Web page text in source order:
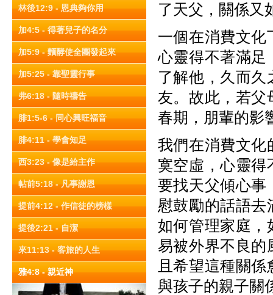
林後12:9 - 恩典夠你用
加4:5 - 得著兒子的名分
加5:9 - 麵酵使全團發起來
加5:25 - 靠聖靈行事
弗6:18 - 隨時禱告
腓1:5-6 - 同心興旺福音
腓4:11 - 學會知足
西3:23 - 像是給主作
帖前5:18 - 凡事謝恩
提前4:12 - 作信徒的榜樣
提後2:21 - 自潔
來11:13 - 客旅的人生
雅4:8 - 親近神
了天父，關係又
一個在消費文化
心靈得不著滿足
了解他，久而
友。故此，若父
春期，朋輩的影
我們在消費文化
寞空虛，心靈得
要找天父傾心事
慰鼓勵的話語去
如何管理家庭，
易被外界不良的
且希望這種關
與孩子的親子關